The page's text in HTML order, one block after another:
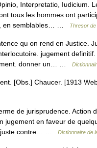
Interpretatio, Iudicium.
tous les hommes ont
en semblables… …
Thresor
qu on rend en Justice.
jugement
donner un… …
[Obs.] Chaucer. [1913
de jurisprudence. Action
jugement en faveur de
contre… …
Dictionnaire de